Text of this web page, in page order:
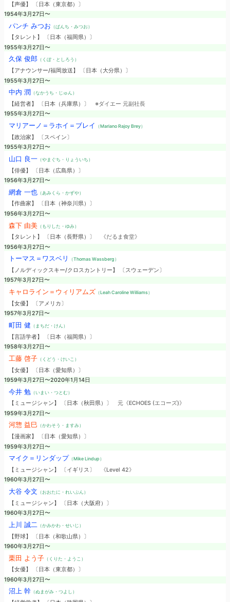
【声優】 〔日本（東京都）〕
1954年3月27日〜
パンチ みつお （ぱんち・みつお）
【タレント】 〔日本（福岡県）〕
1955年3月27日〜
久保 俊郎（くぼ・としろう）
【アナウンサー/福岡放送】 〔日本（大分県）〕
1955年3月27日〜
中内 潤 （なかうち・じゅん）
【経営者】 〔日本（兵庫県）〕 ※ダイエー 元副社長
1955年3月27日〜
マリアーノ＝ラホイ＝ブレイ （Mariano Rajoy Brey）
【政治家】 〔スペイン〕
1955年3月27日〜
山口 良一（やまぐち・りょういち）
【俳優】 〔日本（広島県）〕
1956年3月27日〜
網倉 一也（あみくら・かずや）
【作曲家】 〔日本（神奈川県）〕
1956年3月27日〜
森下 由美（もりした・ゆみ）
【タレント】 〔日本（長野県）〕
《だるま食堂》
1956年3月27日〜
トーマス＝ワスベリ （Thomas Wassberg）
【ノルディックスキー/クロスカントリー】 〔スウェーデン〕
1957年3月27日〜
キャロライン＝ウィリアムズ （Leah Caroline Williams）
【女優】 〔アメリカ〕
1957年3月27日〜
町田 健 （まちだ・けん）
【言語学者】 〔日本（福岡県）〕
1958年3月27日〜
工藤 啓子（くどう・けいこ）
【女優】 〔日本（愛知県）〕
1959年3月27日〜2020年1月14日
今井 勉（いまい・つとむ）
【ミュージシャン】 〔日本（秋田県）〕 元《ECHOES (エコーズ)》
1959年3月27日〜
河惣 益巳 （かわそう・ますみ）
【漫画家】 〔日本（愛知県）〕
1959年3月27日〜
マイク＝リンダップ （Mike Lindup）
【ミュージシャン】 〔イギリス〕
《Level 42》
1960年3月27日〜
大谷 令文 （おおたに・れいぶん）
【ミュージシャン】 〔日本（大阪府）〕
1960年3月27日〜
上川 誠二 （かみかわ・せいじ）
【野球】 〔日本（和歌山県）〕
1960年3月27日〜
栗田 よう子（くりた・ようこ）
【女優】 〔日本（東京都）〕
1960年3月27日〜
沼上 幹（ぬまがみ・つよし）